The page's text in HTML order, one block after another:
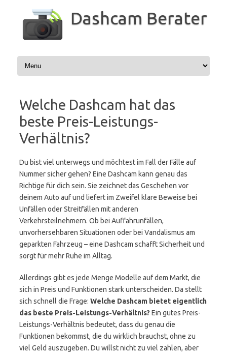
springen
Dashcam Berater
Welche Dashcam hat das
beste Preis-Leistungs-
Verhältnis?
Du bist viel unterwegs und möchtest im Fall der Fälle auf
Nummer sicher gehen? Eine Dashcam kann genau das
Richtige für dich sein. Sie zeichnet das Geschehen vor
deinem Auto auf und liefert im Zweifel klare Beweise bei
Unfällen oder Streitfällen mit anderen
Verkehrsteilnehmern. Ob bei Auffahrunfällen,
unvorhersehbaren Situationen oder bei Vandalismus am
geparkten Fahrzeug – eine Dashcam schafft Sicherheit und
sorgt für mehr Ruhe im Alltag.
Allerdings gibt es jede Menge Modelle auf dem Markt, die
sich in Preis und Funktionen stark unterscheiden. Da stellt
sich schnell die Frage: Welche Dashcam bietet eigentlich
das beste Preis-Leistungs-Verhältnis? Ein gutes Preis-
Leistungs-Verhältnis bedeutet, dass du genau die
Funktionen bekommst, die du wirklich brauchst, ohne zu
viel Geld auszugeben. Du willst nicht zu viel zahlen, aber